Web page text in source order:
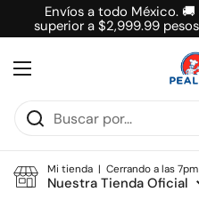
Ir al contenido
Envíos a todo México.
superior a $2,999.99
Abrir menú
Mi tienda | Cerrando a las 7pm
Nuestra Tienda Oficial